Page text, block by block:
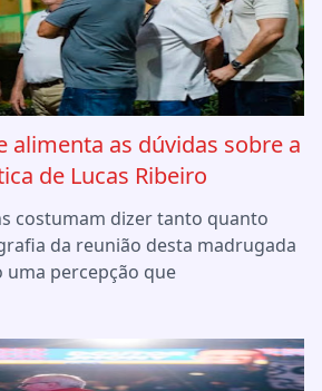
alimenta as dúvidas sobre a
de Lucas Ribeiro
costumam dizer tanto quanto
da reunião desta madrugada
percepção que